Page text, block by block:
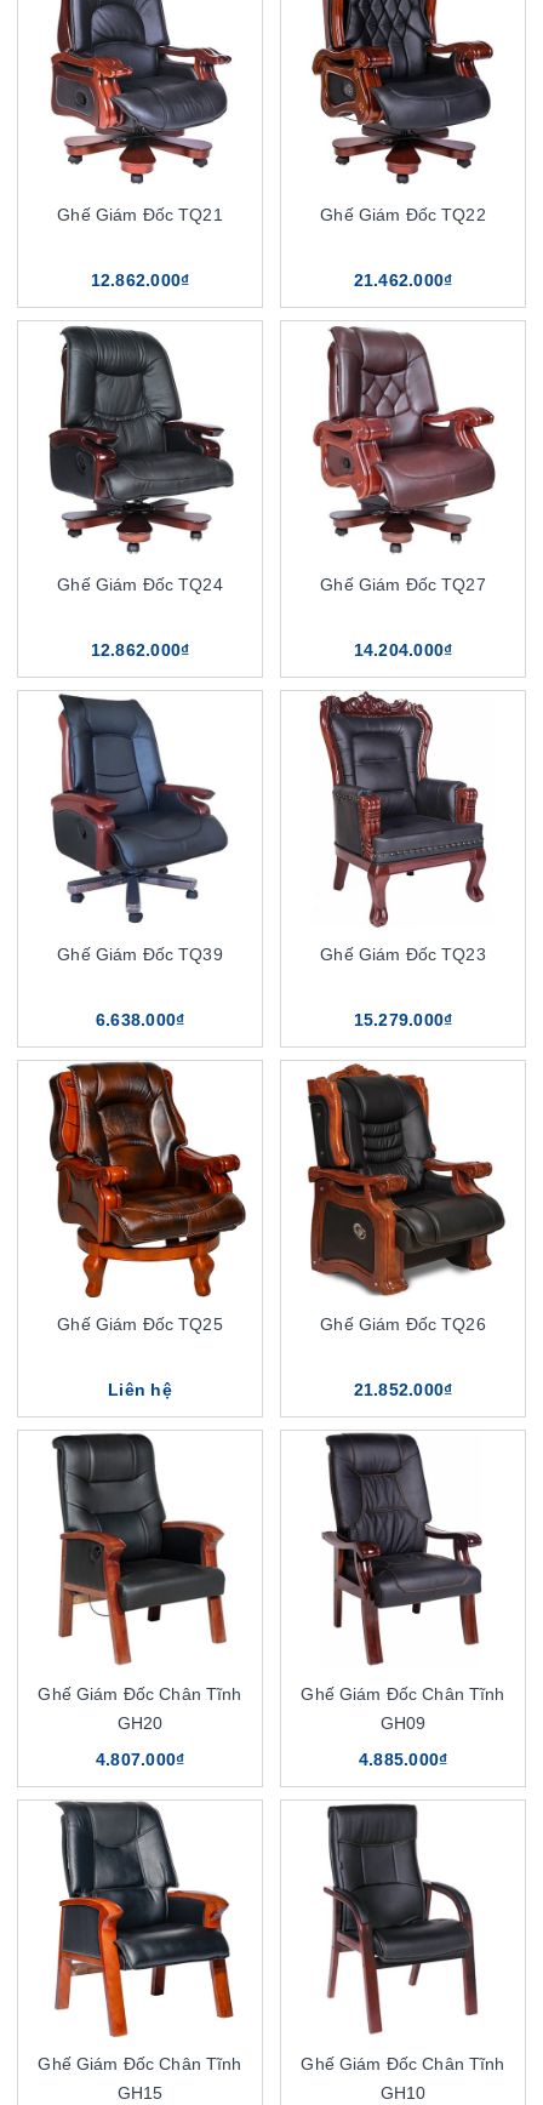
Ghế Giám Đốc TQ21
12.862.000₫
Ghế Giám Đốc TQ22
21.462.000₫
Ghế Giám Đốc TQ24
12.862.000₫
Ghế Giám Đốc TQ27
14.204.000₫
Ghế Giám Đốc TQ39
6.638.000₫
Ghế Giám Đốc TQ23
15.279.000₫
Ghế Giám Đốc TQ25
Liên hệ
Ghế Giám Đốc TQ26
21.852.000₫
Ghế Giám Đốc Chân Tĩnh
GH20
4.807.000₫
Ghế Giám Đốc Chân Tĩnh
GH09
4.885.000₫
Ghế Giám Đốc Chân Tĩnh
GH15
Ghế Giám Đốc Chân Tĩnh
GH10